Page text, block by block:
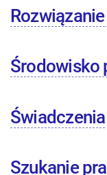
Środowisko
Świadczenia
Szukanie